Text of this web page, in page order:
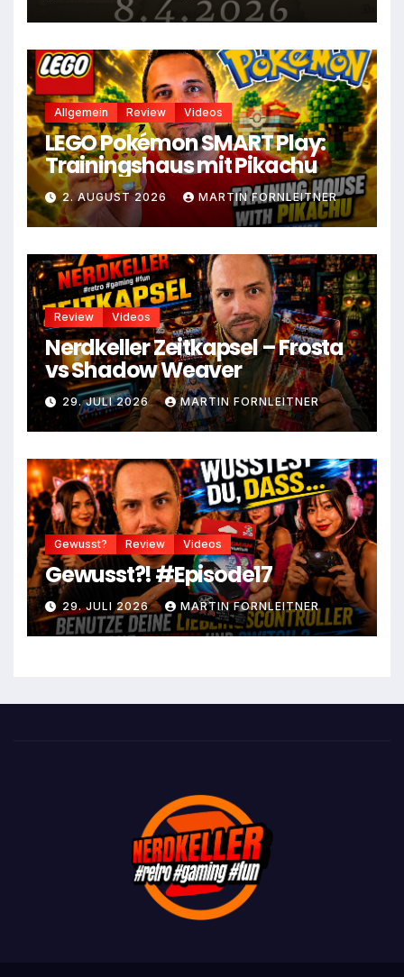
Allgemein Review Videos
LEGO Pokémon SMART Play:
Trainingshaus mit Pikachu
2. AUGUST 2026 MARTIN FORNLEITNER
Review Videos
Nerdkeller Zeitkapsel – Frosta
vs Shadow Weaver
29. JULI 2026 MARTIN FORNLEITNER
Gewusst? Review Videos
Gewusst?! #Episode17
29. JULI 2026 MARTIN FORNLEITNER